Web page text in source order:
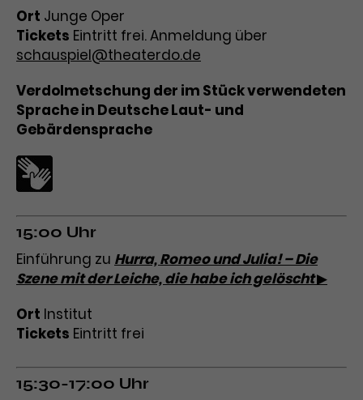
Ort Junge Oper
Tickets Eintritt frei. Anmeldung über
schauspiel@theaterdo.de
Verdolmetschung der im Stück verwendeten
Sprache in Deutsche Laut- und
Gebärdensprache
15:00 Uhr
Einführung zu Hurra, Romeo und Julia! – Die
Szene mit der Leiche, die habe ich gelöscht▶
Ort Institut
Tickets Eintritt frei
15:30-17:00 Uhr